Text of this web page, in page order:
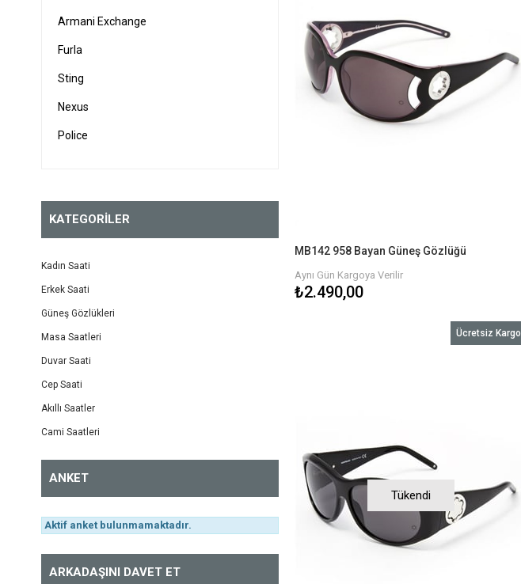
Armani Exchange
Furla
Sting
Nexus
Police
GF Ferre
Mustang
Osse
Superstep
Guess
Dolce Gabbana
KATEGORİLER
Kadın Saati
Erkek Saati
Güneş Gözlükleri
Masa Saatleri
Duvar Saati
Cep Saati
Akıllı Saatler
Cami Saatleri
ANKET
Aktif anket bulunmamaktadır.
ARKADAŞINI DAVET ET
MB142 958 Bayan Güneş Gözlüğü
Aynı Gün Kargoya Verilir
₺2.490,00
Tükendi
Ücretsiz Kargo